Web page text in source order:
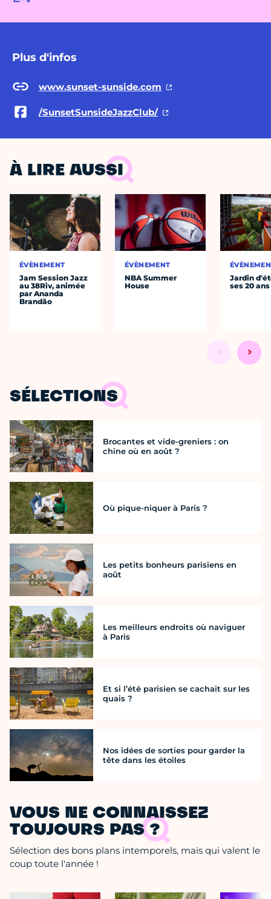
Plus d'infos
www.sunset-sunside.com
/SunsetSunsideJazzClub/
À LIRE AUSSI
ÉVÈNEMENT
Jam Session Jazz
au 38Riv, animée
par Ananda
Brandão
ÉVÈNEMENT
NBA Summer
House
Jardin
ses 20 ans
SÉLECTIONS
Brocantes et vide-greniers : on
chine où en août ?
Où pique-niquer à Paris ?
Les petits bonheurs parisiens en
août
Les meilleurs endroits où naviguer
à Paris
Et si l’été parisien se cachait sur les
quais ?
Nos idées de sorties pour garder la
tête dans les étoiles
VOUS NE CONNAISSEZ
TOUJOURS PAS ?
Sélection des bons plans intemporels, mais qui valent le
coup toute l'année !